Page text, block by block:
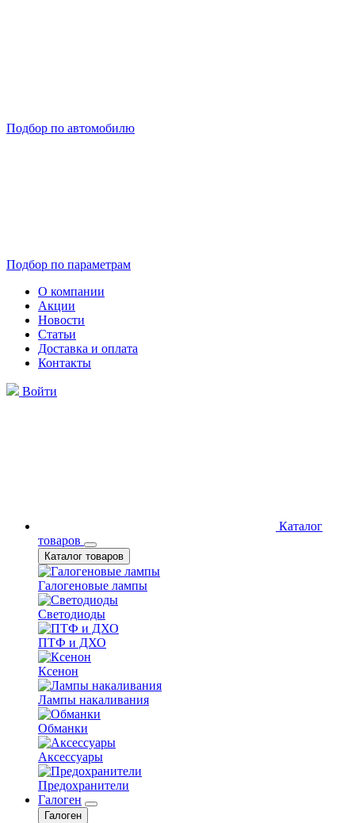
Подбор по автомобилю
Подбор по параметрам
О компании
Акции
Новости
Статьи
Доставка и оплата
Контакты
Войти
Каталог
товаров
Каталог товаров
Галогеновые лампы
Светодиоды
ПТФ и ДХО
Ксенон
Лампы накаливания
Обманки
Аксессуары
Предохранители
Галоген
Галоген